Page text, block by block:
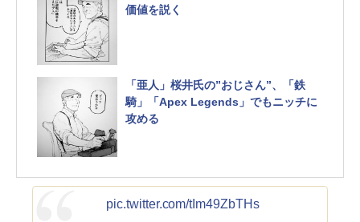
価値を説く
「亜人」桜井氏の”おじさん”、「鉄
騎」「Apex Legends」でもニッチに
攻める
pic.twitter.com/tIm49ZbTHs